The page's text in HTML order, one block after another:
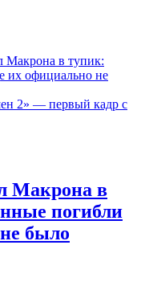
Макрона в тупик:
их официально не
2» — первый кадр с
Макрона в
погибли
было